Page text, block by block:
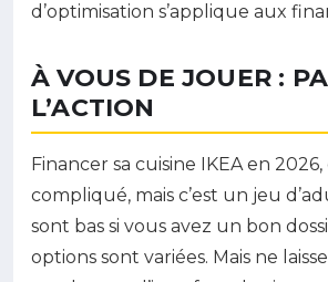
d’optimisation s’applique aux
À VOUS DE JOUER :
L’ACTION
Financer sa cuisine IKEA en 2026,
compliqué, mais c’est un jeu
sont bas si vous avez un bon
options sont variées. Mais ne